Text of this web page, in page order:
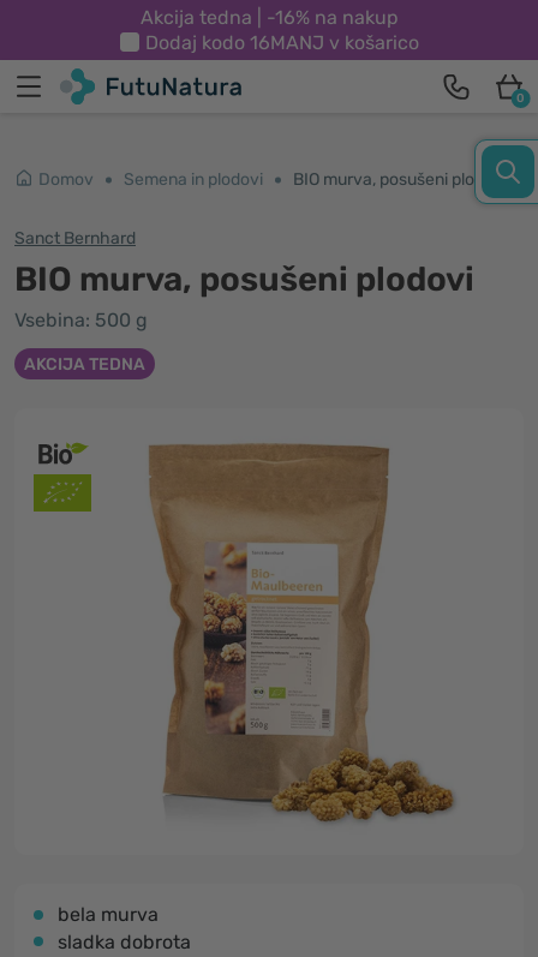
Akcija tedna | -16% na nakup
Dodaj kodo 16MANJ v košarico
0
Domov Semena in plodovi
Sanct Bernhard
BIO murva, posušeni plodovi
Vsebina: 500 g
AKCIJA TEDNA
bela murva
sladka dobrota